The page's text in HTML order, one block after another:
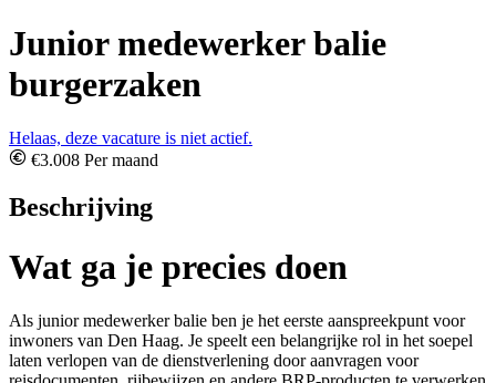
Junior medewerker balie
burgerzaken
Helaas, deze vacature is niet actief.
€3.008 Per maand
Beschrijving
Wat ga je precies doen
Als junior medewerker balie ben je het eerste aanspreekpunt voor
inwoners van Den Haag. Je speelt een belangrijke rol in het soepel
laten verlopen van de dienstverlening door aanvragen voor